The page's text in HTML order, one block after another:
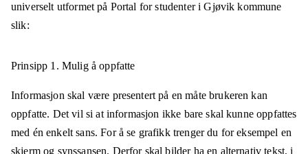
universelt utformet på Portal for studenter i Gjøvik kommune
slik:
Prinsipp 1. Mulig å oppfatte
Informasjon skal være presentert på en måte brukeren kan
oppfatte. Det vil si at informasjon ikke bare skal kunne oppfattes
med én enkelt sans. For å se grafikk trenger du for eksempel en
skjerm og synssansen. Derfor skal bilder ha en alternativ tekst, i